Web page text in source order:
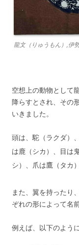
龍文（りゅうもん）,伊
空想上の動物として
降らすとされ、その
いきました。
頭は、駝（ラクダ）
は鹿（シカ）、目は
シ）、爪は鷹（タカ）
また、翼を持ったり
ぞれの形によって名
例えば、以下のよう